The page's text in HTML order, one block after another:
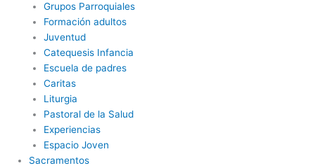
Grupos Parroquiales
Formación adultos
Juventud
Catequesis Infancia
Escuela de padres
Caritas
Liturgia
Pastoral de la Salud
Experiencias
Espacio Joven
Sacramentos